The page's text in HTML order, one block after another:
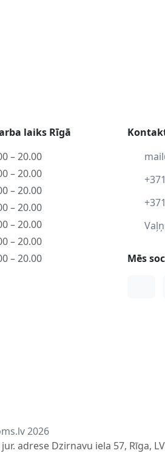
laiks Rīgā
– 20.00
– 20.00
– 20.00
– 20.00
– 20.00
– 20.00
– 20.00 Mēs
2026
adrese Dzirnavu iela 57, Rīga,